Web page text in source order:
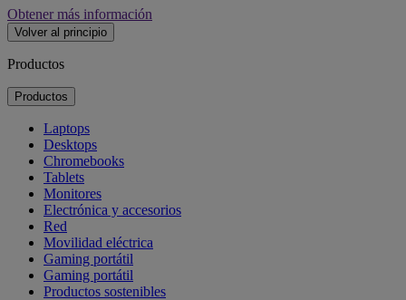
Obtener más información
Volver al principio
Productos
Productos
Laptops
Desktops
Chromebooks
Tablets
Monitores
Electrónica y accesorios
Red
Movilidad eléctrica
Gaming portátil
Gaming portátil
Productos sostenibles